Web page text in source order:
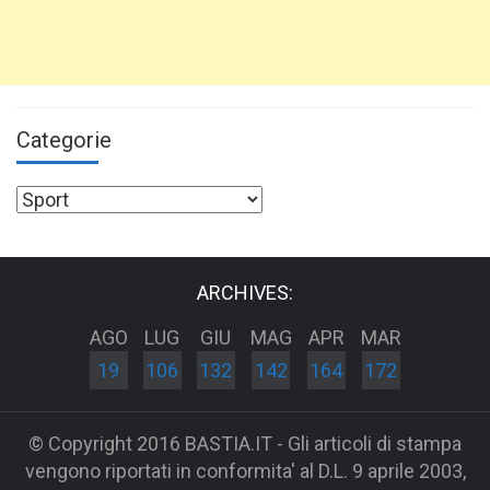
Categorie
Categorie
ARCHIVES:
AGO
19
LUG
106
GIU
132
MAG
142
APR
164
MAR
172
© Copyright 2016 BASTIA.IT - Gli articoli di stampa
vengono riportati in conformita' al D.L. 9 aprile 2003,